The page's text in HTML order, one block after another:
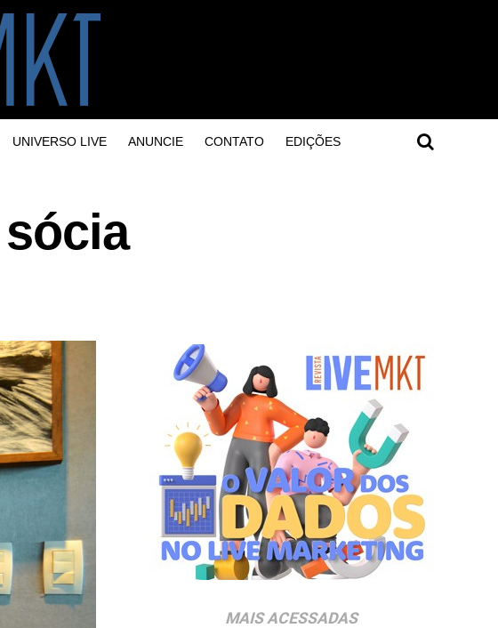
UNIVERSO LIVE ANUNCIE CONTATO EDIÇÕES
MAIS ACESSADAS